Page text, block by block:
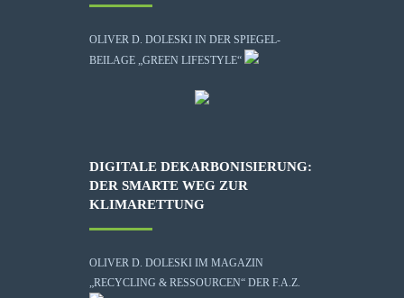
OLIVER D. DOLESKI IN DER SPIEGEL-
BEILAGE „GREEN LIFESTYLE“
DIGITALE DEKARBONISIERUNG:
DER SMARTE WEG ZUR
KLIMARETTUNG
OLIVER D. DOLESKI IM MAGAZIN
„RECYCLING & RESSOURCEN“ DER F.A.Z.